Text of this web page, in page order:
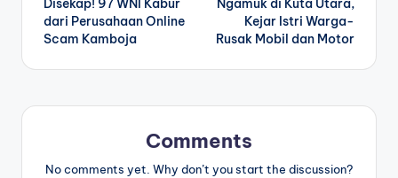
Disekap! 97 WNI Kabur
dari Perusahaan Online
Scam Kamboja
Ngamuk di Kuta Utara,
Kejar Istri Warga-
Rusak Mobil dan Motor
Comments
No comments yet. Why don’t you start the discussion?